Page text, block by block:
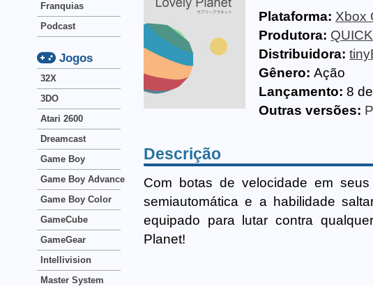
Plataforma: Xbox
Produtora:
Distribuidora:
Gênero: Ação
Lançamento: 8
Outras versões:
Descrição
Com botas de velocidade em
semiautomática e a habilidade
equipado para lutar contra
Planet!
Franquias
Podcast
Jogos
32X
3DO
Atari 2600
Dreamcast
Game Boy
Game Boy Advance
Game Boy Color
GameCube
GameGear
Intellivision
Master System